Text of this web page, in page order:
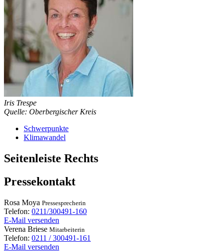
Iris Trespe
Quelle: Oberbergischer Kreis
Schwerpunkte
Klimawandel
Seitenleiste Rechts
Pressekontakt
Rosa Moya Pressesprecherin
Telefon: 0211/300491-160
E-Mail versenden
Verena Briese Mitarbeiterin
Telefon: 0211 / 300491-161
E-Mail versenden